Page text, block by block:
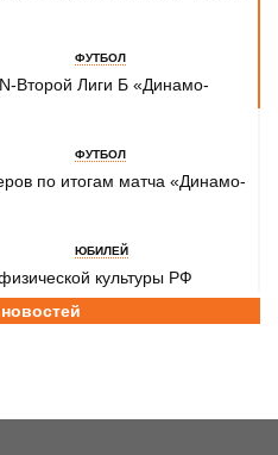
ФУТБОЛ
Второй Лиги Б «Динамо-
ФУТБОЛ
по итогам матча «Динамо-
ЮБИЛЕЙ
культуры РФ